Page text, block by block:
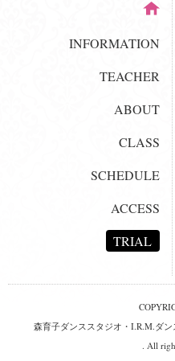
INFORMATION
TEACHER
ABOUT
CLASS
SCHEDULE
ACCESS
TRIAL
森育子ダンススタジオ・I.R.M.ダ
. All